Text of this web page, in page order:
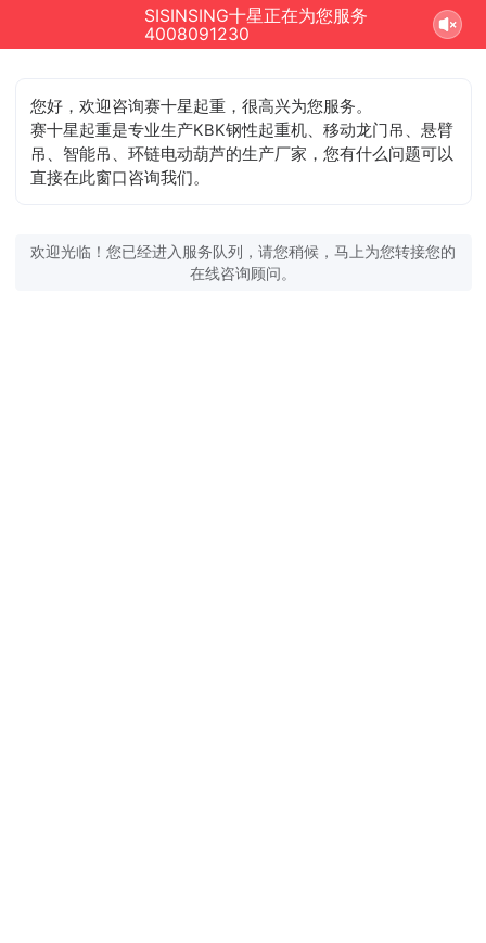
SISINSING十星正在为您服务
4008091230
您好，欢迎咨询赛十星起重，很高兴为您服务。
赛十星起重是专业生产KBK钢性起重机、移动龙门吊、悬臂
吊、智能吊、环链电动葫芦的生产厂家，您有什么问题可以
直接在此窗口咨询我们。
欢迎光临！您已经进入服务队列，请您稍候，马上为您转接您的
在线咨询顾问。